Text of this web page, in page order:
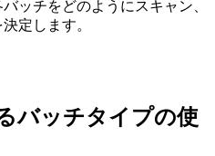
ッチをどのようにスキャン、
定します。
バッチタイプの使